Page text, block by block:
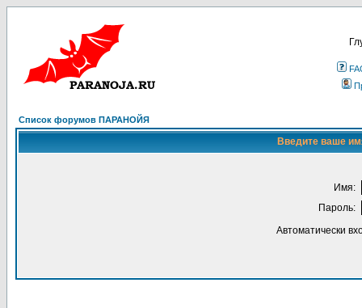
Список форумов ПАРАНОЙЯ
Введите ваше
Имя:
Пароль:
Автоматически